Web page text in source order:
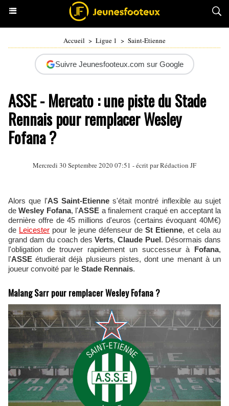
Accueil > Ligue 1 > Saint-Etienne
Suivre Jeunesfooteux.com sur Google
ASSE - Mercato : une piste du Stade
Rennais pour remplacer Wesley
Fofana ?
Mercredi 30 Septembre 2020 07:51 - écrit par Rédaction JF
Alors que l'AS Saint-Etiennes'était montré inflexible au sujet
deWesley Fofana, l'ASSE a finalement craqué en acceptant la
dernière offre de 45 millions d'euros (certains évoquant 40M€)
de Leicester pour le jeune défenseur deSt Etienne, et cela au
grand dam du coach desVerts,Claude Puel. Désormais dans
l'obligation de trouver rapidement un successeur à Fofana,
l'ASSE étudierait déjà plusieurs pistes, dont une menant à un
joueur convoité par le Stade Rennais.
Malang Sarr pour remplacer Wesley Fofana ?